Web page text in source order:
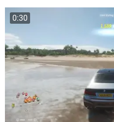
0:30